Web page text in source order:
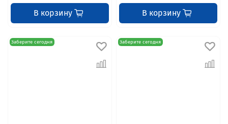
В корзину В корзину
Заберите сегодня Заберите сегодня